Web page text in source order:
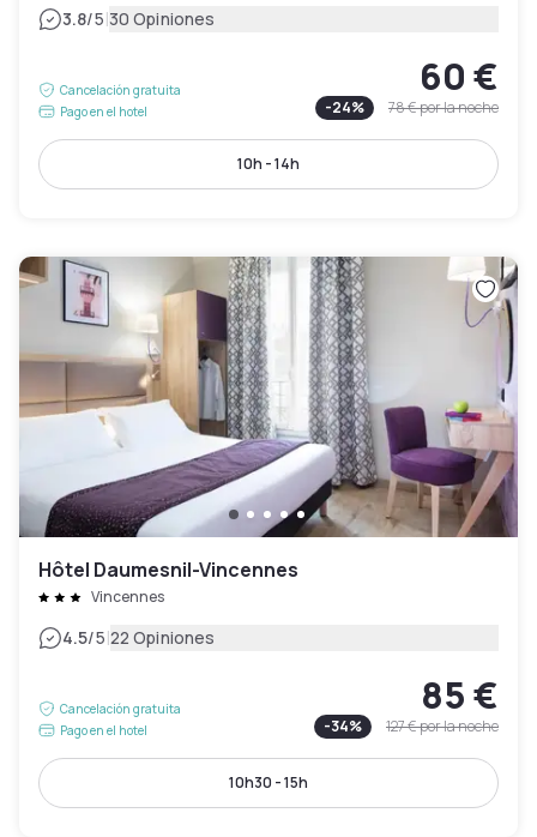
3.8/5|30 Opiniones
Cancelación gratuita
Pago en el hotel
60 €
-24% 78 €por la noche
10h - 14h
Hôtel Daumesnil-Vincennes
Vincennes
4.5/5|22 Opiniones
Cancelación gratuita
Pago en el hotel
85 €
-34% 127 €por la noche
10h30 - 15h